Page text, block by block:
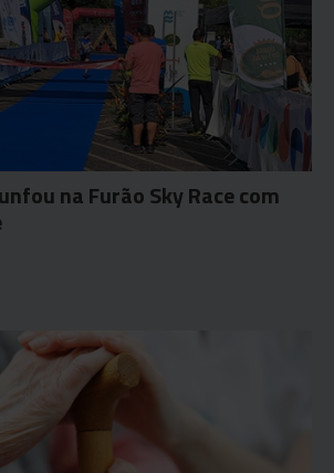
na Furão Sky Race com